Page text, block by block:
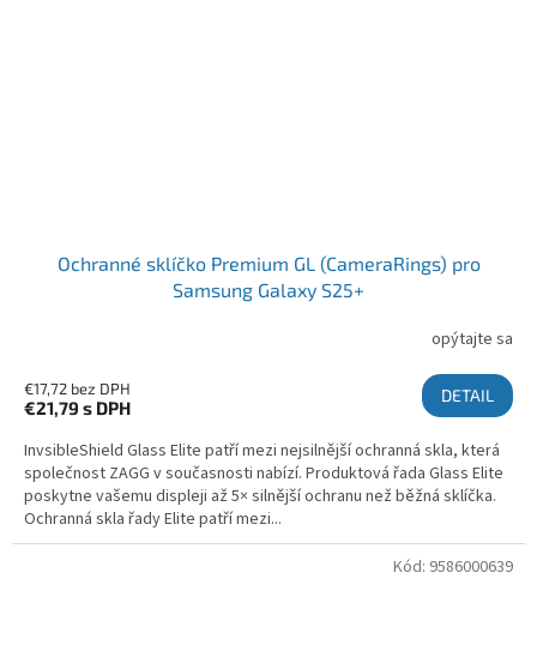
Ochranné sklíčko Premium GL (CameraRings) pro
Samsung Galaxy S25+
opýtajte sa
€17,72 bez DPH
€21,79 s DPH
DETAIL
InvsibleShield Glass Elite patří mezi nejsilnější ochranná skla, která
společnost ZAGG v současnosti nabízí. Produktová řada Glass Elite
poskytne vašemu displeji až 5× silnější ochranu než běžná sklíčka.
Ochranná skla řady Elite patří mezi...
Kód: 9586000639